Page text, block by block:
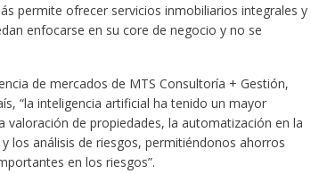
permite ofrecer servicios inmobiliarios integrales y
enfocarse en su core de negocio y no se
de mercados de MTS Consultoría + Gestión,
“la inteligencia artificial ha tenido un mayor
de propiedades, la automatización en la
los análisis de riesgos, permitiéndonos ahorros
en los riesgos”.